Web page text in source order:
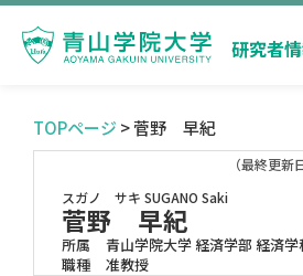
研究者
TOPページ > 菅野 早紀
（最終更
スガノ サキ SUGANO Saki
菅野 早紀
所属
青山学院大学 経済学部 経済学
職種
准教授